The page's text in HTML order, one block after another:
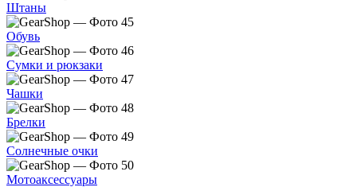
Штаны
Обувь
Сумки и рюкзаки
Чашки
Брелки
Солнечные очки
Мотоаксессуары